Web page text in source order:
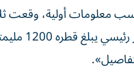
معلومات أولية، وقعت
في خط